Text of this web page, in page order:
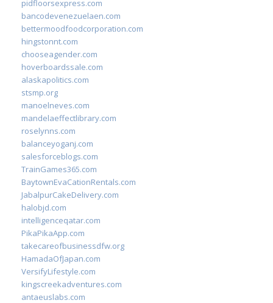
pidfloorsexpress.com
bancodevenezuelaen.com
bettermoodfoodcorporation.com
hingstonnt.com
chooseagender.com
hoverboardssale.com
alaskapolitics.com
stsmp.org
manoelneves.com
mandelaeffectlibrary.com
roselynns.com
balanceyoganj.com
salesforceblogs.com
TrainGames365.com
BaytownEvaCationRentals.com
JabalpurCakeDelivery.com
halobjd.com
intelligenceqatar.com
PikaPikaApp.com
takecareofbusinessdfw.org
HamadaOfJapan.com
VersifyLifestyle.com
kingscreekadventures.com
antaeuslabs.com